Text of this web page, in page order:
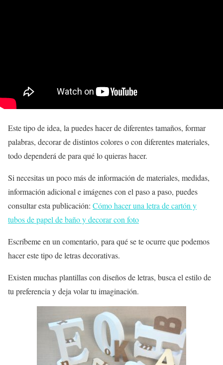
Este tipo de idea, la puedes hacer de diferentes tamaños, formar
palabras, decorar de distintos colores o con diferentes materiales,
todo dependerá de para qué lo quieras hacer.
Si necesitas un poco más de información de materiales, medidas,
información adicional e imágenes con el paso a paso, puedes
consultar esta publicación: Cómo hacer una letra de cartón y
tubos de papel de baño y decorar con foto
Escríbeme en un comentario, para qué se te ocurre que podemos
hacer este tipo de letras decorativas.
Existen muchas plantillas con diseños de letras, busca el estilo de
tu preferencia y deja volar tu imaginación.